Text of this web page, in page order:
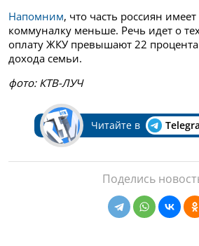
Напомним, что часть россиян
коммуналку меньше. Речь идет о
оплату ЖКУ превышают 22 процента
дохода семьи.
фото: КТВ-ЛУЧ
Читайте в
Поделись